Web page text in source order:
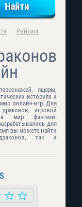
Рейтинг
ящеры,
историях и
онлайн-игр. Для
игровой
в мир фэнтези.
для
вы можете найти
так и